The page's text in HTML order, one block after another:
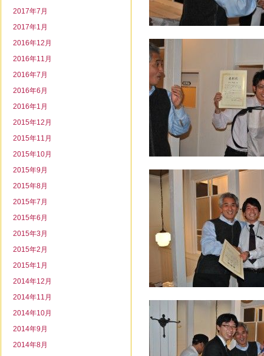
2017年7月
2017年1月
2016年12月
2016年11月
2016年7月
2016年6月
2016年1月
2015年12月
2015年11月
2015年10月
2015年9月
2015年8月
2015年7月
2015年6月
2015年3月
2015年2月
2015年1月
2014年12月
2014年11月
2014年10月
2014年9月
2014年8月